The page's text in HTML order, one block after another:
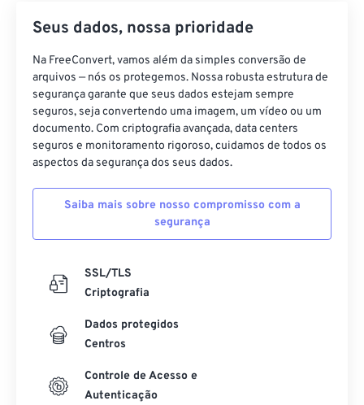
Seus dados, nossa prioridade
Na FreeConvert, vamos além da simples conversão de
arquivos — nós os protegemos. Nossa robusta estrutura de
segurança garante que seus dados estejam sempre
seguros, seja convertendo uma imagem, um vídeo ou um
documento. Com criptografia avançada, data centers
seguros e monitoramento rigoroso, cuidamos de todos os
aspectos da segurança dos seus dados.
Saiba mais sobre nosso compromisso com a
segurança
SSL/TLS
Criptografia
Dados protegidos
Centros
Controle de Acesso e
Autenticação